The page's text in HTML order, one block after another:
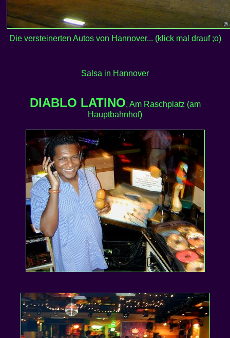
Die versteinerten Autos von Hannover... (klick mal drauf ;o)
Salsa in Hannover
DIABLO LATINO, Am Raschplatz (am
Hauptbahnhof)